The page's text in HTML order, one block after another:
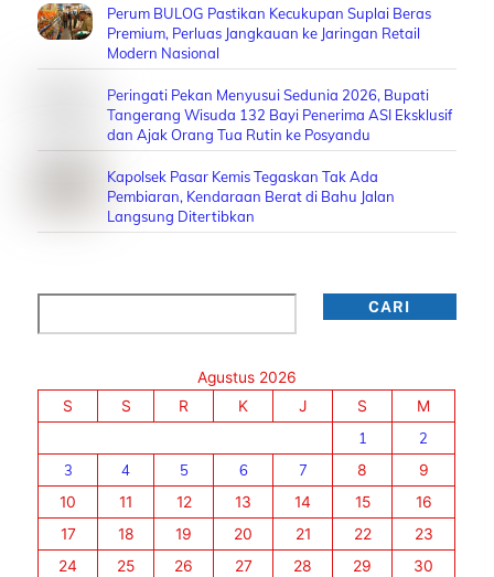
Perum BULOG Pastikan Kecukupan Suplai Beras
Premium, Perluas Jangkauan ke Jaringan Retail
Modern Nasional
Peringati Pekan Menyusui Sedunia 2026, Bupati
Tangerang Wisuda 132 Bayi Penerima ASI Eksklusif
dan Ajak Orang Tua Rutin ke Posyandu
Kapolsek Pasar Kemis Tegaskan Tak Ada
Pembiaran, Kendaraan Berat di Bahu Jalan
Langsung Ditertibkan
CARI
Agustus 2026
S
S R K J S
M
1
2
3
4 5 6 7 8
9
10
11 12 13 14 15
16
17
18 19 20 21 22
23
24
25 26 27 28 29
30